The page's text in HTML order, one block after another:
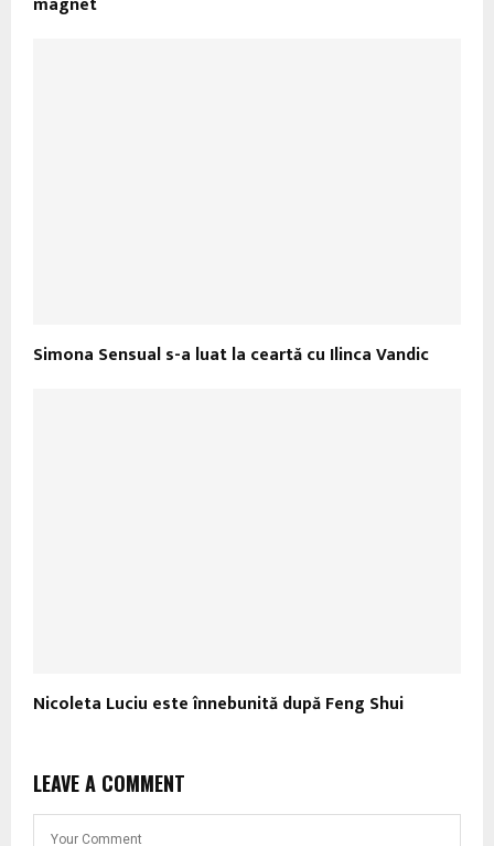
Simona Sensual s-a luat la ceartă cu Ilinca Vandic
Nicoleta Luciu este înnebunită după Feng Shui
LEAVE A COMMENT